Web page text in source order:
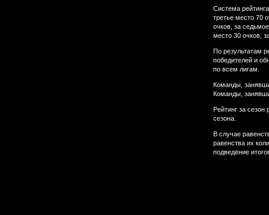
Система
третье место 70
очков, за
место 30 очков,
По результатам
победителей и
по всем лигам.
Команды,
Команды,
Рейтинг за
сезона.
В случае
равенства их
подведение